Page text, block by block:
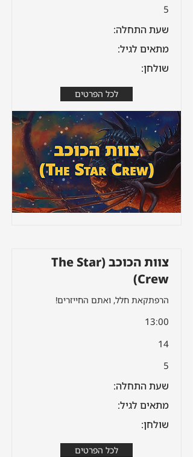
5
שעת התחלה:
מתאים לגיל:
שולחן:
לכל הפרטים
צוות הכוכב (The Star
Crew)
הרפתקאת חלל, ואתם החייזרים!
13:00
14
5
שעת התחלה:
מתאים לגיל:
שולחן:
לכל הפרטים